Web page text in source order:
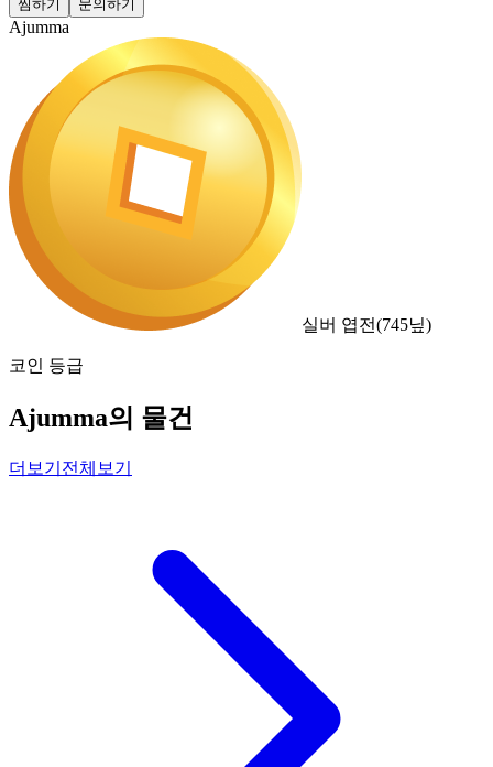
찜하기 문의하기
Ajumma
실버 엽전(745닢)
코인 등급
Ajumma의 물건
더보기 전체보기